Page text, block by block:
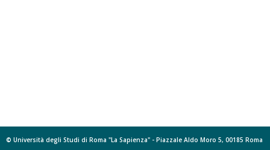
© Università degli Studi di Roma "La Sapienza" - Piazzale Aldo Moro 5, 00185 Roma